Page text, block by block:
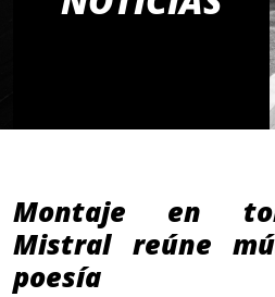
Montaje en
Mistral reúne
poesía